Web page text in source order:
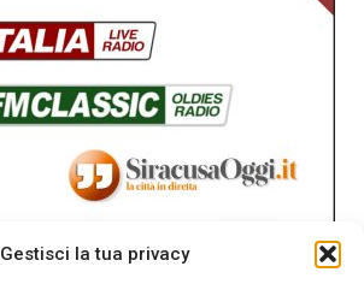
Gestisci la tua privacy